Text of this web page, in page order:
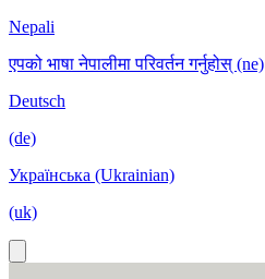
Nepali
एपको भाषा नेपालीमा परिवर्तन गर्नुहोस् (ne)
Deutsch
(de)
Українська (Ukrainian)
(uk)